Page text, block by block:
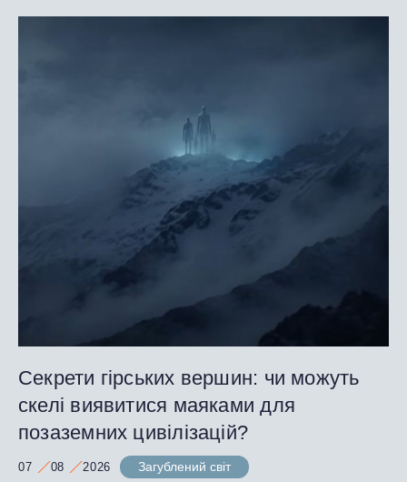
Секрети гірських вершин: чи можуть
скелі виявитися маяками для
позаземних цивілізацій?
07 08 2026
Загублений світ